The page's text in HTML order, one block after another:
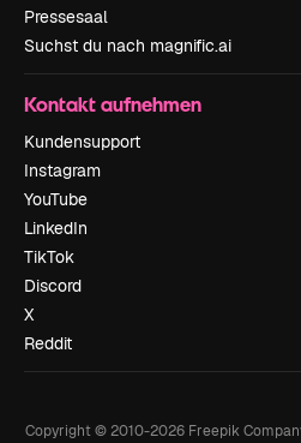
Pressesaal
Suchst du nach magnific.ai
Kontakt aufnehmen
Kundensupport
Instagram
YouTube
LinkedIn
TikTok
Discord
X
Reddit
Copyright © 2010-2026Freepik